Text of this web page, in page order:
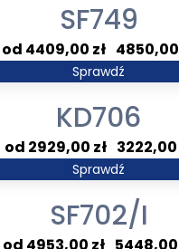
445,00 zł
do
490,00 zł
SF749
4409,00 zł 4850,00
Zakres
4409,00 zł
do
4850,00 zł
Sprawdź
KD706
2929,00 zł– 3222,00
Zakres
2929,00 zł
do
Sprawdź
SF702/I
Zakres